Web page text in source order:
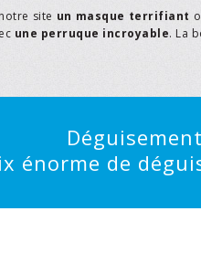
site un masque terrifiant
une perruque incroyable. La
énorme de